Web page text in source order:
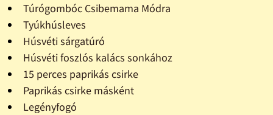
Túrógombóc Csibemama Módra
Tyúkhúsleves
Húsvéti sárgatúró
Húsvéti foszlós kalács sonkához
15 perces paprikás csirke
Paprikás csirke másként
Legényfogó